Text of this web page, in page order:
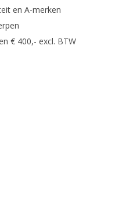
en A-merken
€ 400,- excl. BTW